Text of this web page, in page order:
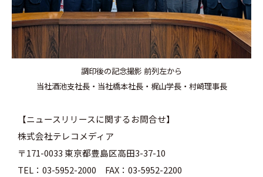
調印後の記念撮影 前列左から
当社酒池支社長・当社橋本社長・梶山学長・村崎理事長
【ニュースリリースに関するお問合せ】
株式会社テレコメディア
〒171-0033 東京都豊島区高田3-37-10
TEL：03-5952-2000 FAX：03-5952-2200